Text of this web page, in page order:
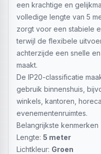
een krachtige en
volledige lengte van 5
zorgt voor een stabiele
terwijl de flexibele
achterzijde een snelle
maakt.
De IP20-classificatie
gebruik binnenshuis,
winkels, kantoren,
evenementenruimtes.
Belangrijkste kenmerken
Lengte: 5 meter
Lichtkleur: Groen